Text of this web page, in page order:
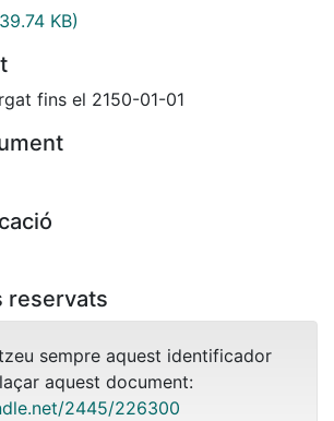
KB)
fins el 2150-01-01
reservats
sempre aquest identificador
aquest document:
2445/226300